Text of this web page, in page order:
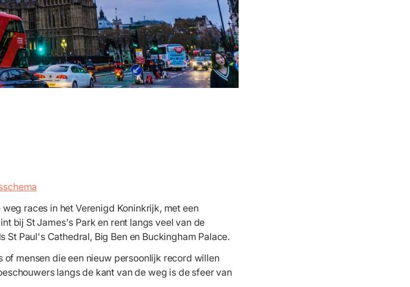
races in het Verenigd Koninkrijk, met een
bij St James's Park en rent langs veel van de
Paul's Cathedral, Big Ben en Buckingham Palace.
mensen die een nieuw persoonlijk record willen
langs de kant van de weg is de sfeer van